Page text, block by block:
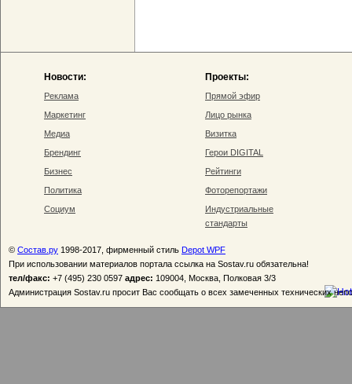
Новости:
Реклама
Маркетинг
Медиа
Брендинг
Бизнес
Политика
Социум
Проекты:
Прямой эфир
Лицо рынка
Визитка
Герои DIGITAL
Рейтинги
Фоторепортажи
Индустриальные
стандарты
© Состав.ру 1998-2017, фирменный стиль Depot WPF
При использовании материалов портала ссылка на Sostav.ru обязательна!
тел/факс: +7 (495) 230 0597 адрес: 109004, Москва, Полковая 3/3
Администрация Sostav.ru просит Вас сообщать о всех замеченных технических